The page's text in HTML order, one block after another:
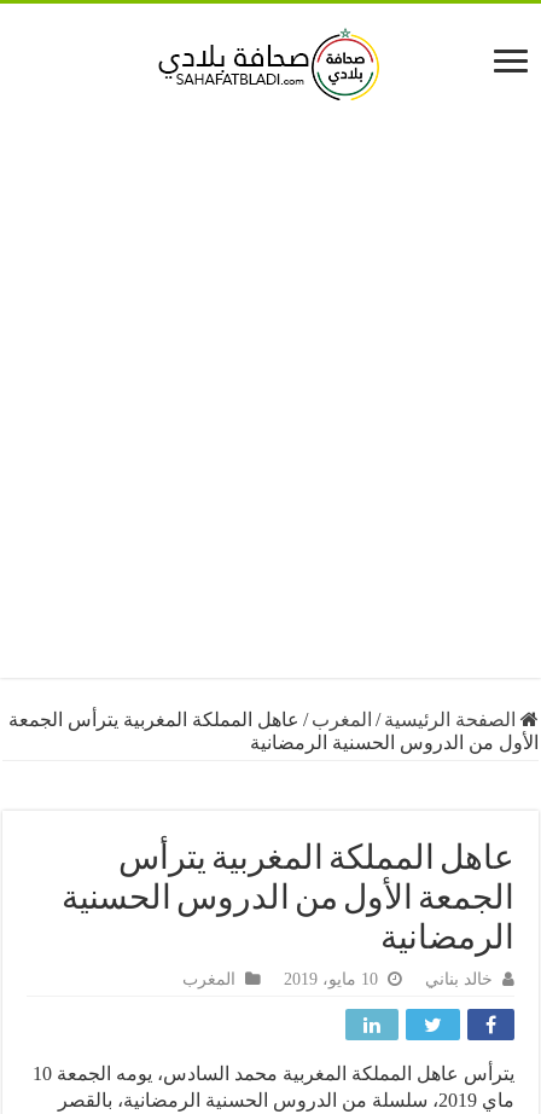
الرئيسية /المغرب/عاهل المملكة المغربية يترأس الجمعة
من الدروس الحسنية الرمضانية
المملكة المغربية يترأس
الأول من الدروس الحسنية
خالد بناني المغرب
يترأس عاهل المملكة المغربية محمد السادس، يومه الجمعة 10
ماي 2019، سلسلة من الدروس الحسنية الرمضانية، بالقصر